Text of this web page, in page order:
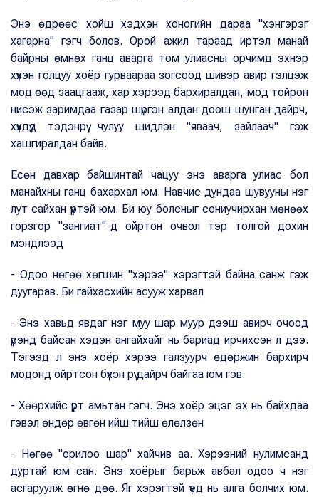
Энэ өдрөөс хойш хэдхэн хоногийн дараа "хэнгэрэг
хагарна" гэгч болов. Орой ажил тараад иртэл манай
байрны өмнөх ганц аварга том улиасны орчимд эхнэр
хүүхэн голцуу хоёр гурваараа зогсоод шивэр авир гэлцэж
мод өөд заацгааж, хар хэрээд бархиралдан, мод тойрон
нисэж заримдаа газар шүргэн алдан доош шунган дайрч,
хүүхдүүд тэдэнрүү чулуу шидлэн "яваач, зайлаач" гэж
хашгиралдан байв.
Есөн давхар байшинтай чацуу энэ аварга улиас бол
манайхны ганц бахархал юм. Навчис дундаа шувууны нэг
лут сайхан үүртэй юм. Би юу болсныг сониучирхан мөнөөх
горзгор "зангиат"-д ойртон очвол тэр толгой дохин
мэндлээд
- Одоо нөгөө хөгшин "хэрээ" хэрэгтэй байна санж гэж
дуугарав. Би гайхасхийн асууж харвал
- Энэ хавьд явдаг нэг муу шар муур дээш авирч очоод
үүрэнд байсан хэдэн ангайхайг нь бариад ирчихсэн л дээ.
Тэгээд л энэ хоёр хэрээ галзуурч өдөржин бархирч
модонд ойртсон бүхэн рүү дайрч байгаа юм гэв.
- Хөөрхийс үрт амьтан гэгч. Энэ хоёр эцэг эх нь байхдаа
гэвэл өндөр өвгөн ийш тийш өлөлзөн
- Нөгөө "орилоо шар" хайчив аа. Хэрээний нулимсанд
дуртай юм сан. Энэ хоёрыг барьж авбал одоо ч нэг
асгаруулж өгнө дөө. Яг хэрэгтэй үед нь алга болчих юм.